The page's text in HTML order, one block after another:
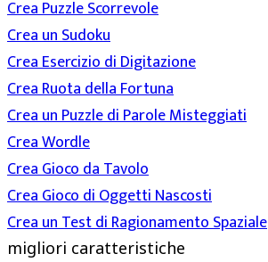
Crea Puzzle Scorrevole
Crea un Sudoku
Crea Esercizio di Digitazione
Crea Ruota della Fortuna
Crea un Puzzle di Parole Misteggiati
Crea Wordle
Crea Gioco da Tavolo
Crea Gioco di Oggetti Nascosti
Crea un Test di Ragionamento Spaziale
migliori caratteristiche